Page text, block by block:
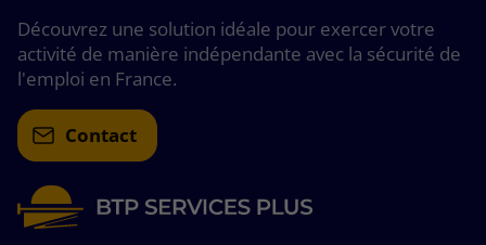
Découvrez une solution idéale pour exercer votre
activité de manière indépendante avec la sécurité de
l'emploi en France.
Contact